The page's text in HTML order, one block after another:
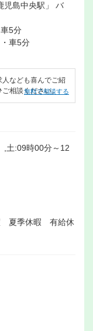
児島中央駅」 バ
5分
車5分
人なども喜んでご紹
相談ください。
無料で相談する
,土:09時00分～12
夏季休暇 有給休